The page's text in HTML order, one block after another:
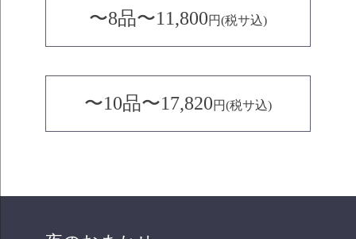
〜8品〜11,800円(税サ込)
〜10品〜17,820円(税サ込)